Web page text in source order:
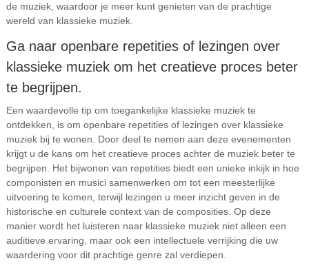
de muziek, waardoor je meer kunt genieten van de prachtige
wereld van klassieke muziek.
Ga naar openbare repetities of lezingen over
klassieke muziek om het creatieve proces beter
te begrijpen.
Een waardevolle tip om toegankelijke klassieke muziek te
ontdekken, is om openbare repetities of lezingen over klassieke
muziek bij te wonen. Door deel te nemen aan deze evenementen
krijgt u de kans om het creatieve proces achter de muziek beter te
begrijpen. Het bijwonen van repetities biedt een unieke inkijk in hoe
componisten en musici samenwerken om tot een meesterlijke
uitvoering te komen, terwijl lezingen u meer inzicht geven in de
historische en culturele context van de composities. Op deze
manier wordt het luisteren naar klassieke muziek niet alleen een
auditieve ervaring, maar ook een intellectuele verrijking die uw
waardering voor dit prachtige genre zal verdiepen.